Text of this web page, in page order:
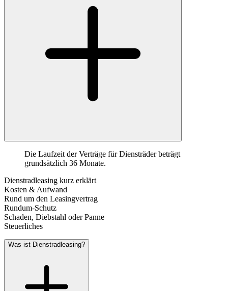
Die Laufzeit der Verträge für Diensträder beträgt
grundsätzlich 36 Monate.
Dienstradleasing kurz erklärt
Kosten & Aufwand
Rund um den Leasingvertrag
Rundum-Schutz
Schaden, Diebstahl oder Panne
Steuerliches
Was ist Dienstradleasing?